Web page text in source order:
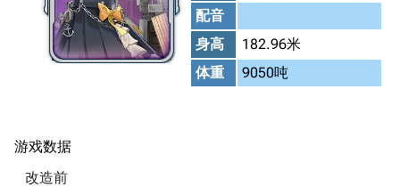
配音
身高
182.96米
体重
9050吨
游戏数据
改造前